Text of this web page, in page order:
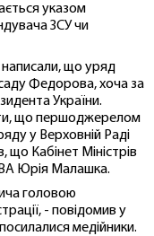
указом
ЗСУ чи
написали, що уряд
Федорова, хоча за
України.
що першоджерелом
у Верховній Раді
що Кабінет Міністрів
Юрія Малашка.
головою
- повідомив у
медійники.